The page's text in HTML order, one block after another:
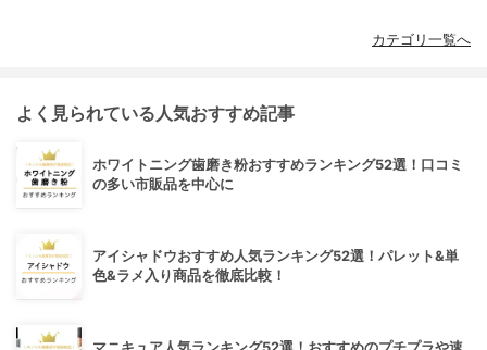
カテゴリ一覧へ
よく見られている人気おすすめ記事
ホワイトニング歯磨き粉おすすめランキング52選！口コミ
の多い市販品を中心に
アイシャドウおすすめ人気ランキング52選！パレット&単
色&ラメ入り商品を徹底比較！